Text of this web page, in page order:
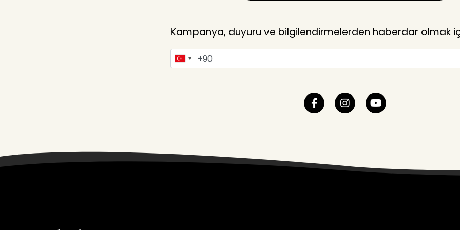
Kampanya, duyuru ve bilgilendirmelerden haberdar olmak